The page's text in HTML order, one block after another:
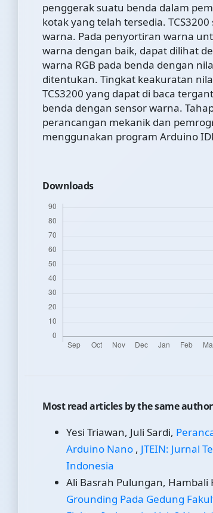
penggerak suatu benda dalam
kotak yang telah tersedia.
warna. Pada penyortiran warna
warna dengan baik, dapat dilihat
warna RGB pada benda dengan
ditentukan. Tingkat keakuratan
TCS3200 yang dapat di baca
benda dengan sensor warna.
perancangan mekanik dan
menggunakan program Arduino
Downloads
Most read articles by the same
Yesi Triawan, Juli Sardi,
Arduino Nano , JTEIN: Jurnal
Indonesia
Ali Basrah Pulungan, Hambali
Grounding Pada Gedung